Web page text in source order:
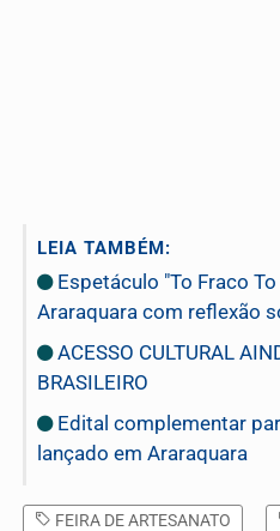
LEIA TAMBÉM:
Espetáculo "To Fraco To
Araraquara com reflexão
ACESSO CULTURAL
BRASILEIRO
Edital complementar
lançado em Araraquara
FEIRA DE ARTESANATO